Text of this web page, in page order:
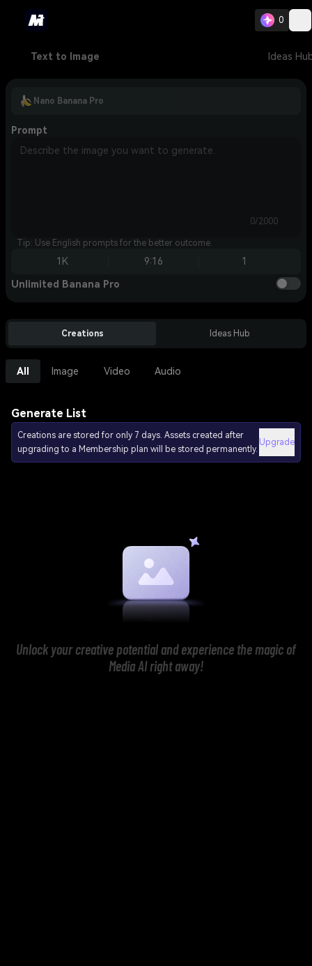
0
Text to Image Ideas
Nano Banana Pro
Prompt
0/2000
Tip: Use English prompts for the better outcome.
1K 9:16 1
Unlimited Banana Pro
Creations Ideas Hub
All Image Video Audio
Generate List
Creations are stored for only 7 days. Assets created after
upgrading to a Membership plan will be stored permanently.
Upgrade
Unlock your creative potential and experience the magic of
Media AI right away!